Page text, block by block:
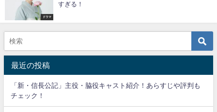
ドラマ
すぎる！
最近の投稿
「新・信長公記」主役・脇役キャスト紹介！あらすじや評判も
チェック！